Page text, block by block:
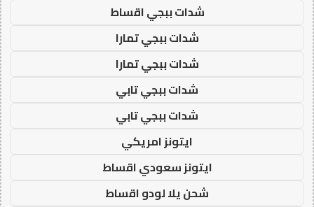
شدات ببجي اقساط
شدات ببجي تمارا
شدات ببجي تمارا
شدات ببجي تابي
شدات ببجي تابي
ايتونز امريكي
ايتونز سعودي اقساط
شحن يلا لودو اقساط